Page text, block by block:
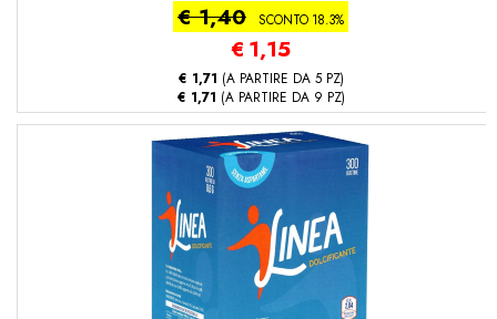
€ 1,40 SCONTO 18.3%
€ 1,15
€ 1,71 (A PARTIRE DA 5 PZ)
€ 1,71 (A PARTIRE DA 9 PZ)